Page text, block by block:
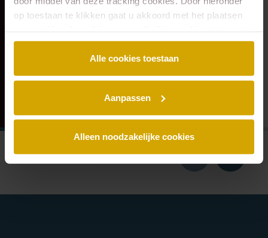
op toestaan te klikken gaat u akkoord met het plaatsen
Alle cookies toestaan
Aanpassen
Alleen noodzakelijke cookies
Zuid-Holland.
aandeelhouder